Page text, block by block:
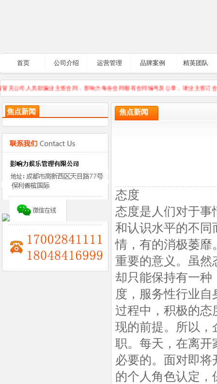
首页 公司介绍 运营管理 品牌案例 精英团队
公司人员欺骗业主签合同，影响力每份合同都有合同编号及公章。请业主签订合
焦点新闻 焦点新闻
态度
态度是人们对于
和认识水平的不同
情，有的消极萎靡
重要的意义。虽然
却只能保持有一种
度，服务性行业
过程中，积极的态
现的前提。所以，
职。每天，在离开
必要的。面对即
的个人角色认定